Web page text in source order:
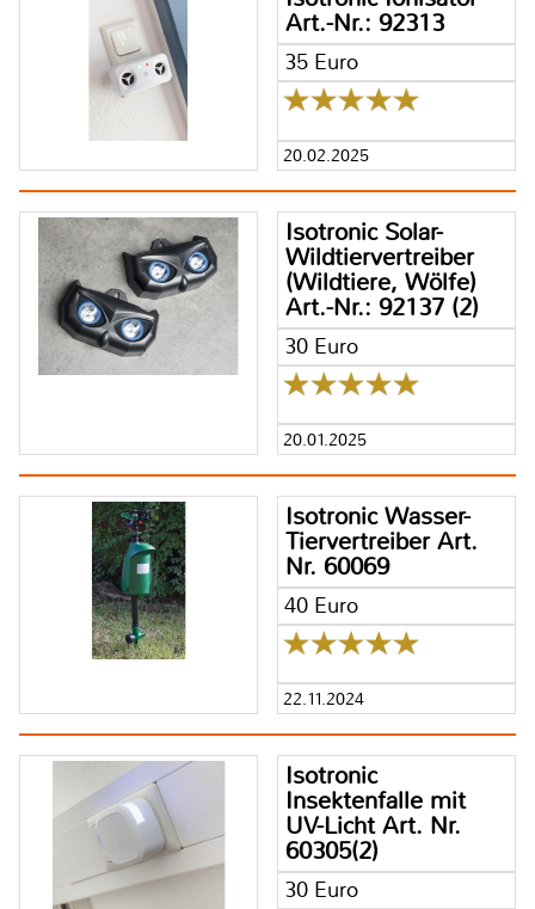
Art.-Nr.: 92313
35 Euro
20.02.2025
Isotronic Solar-
Wildtiervertreiber
(Wildtiere, Wölfe)
Art.-Nr.: 92137 (2)
30 Euro
20.01.2025
Isotronic Wasser-
Tiervertreiber Art.
Nr. 60069
40 Euro
22.11.2024
Isotronic
Insektenfalle mit
UV-Licht Art. Nr.
60305(2)
30 Euro